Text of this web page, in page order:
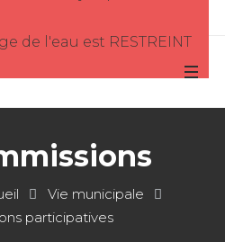
de l'eau est RESTREINT
Vie municipale
participatives